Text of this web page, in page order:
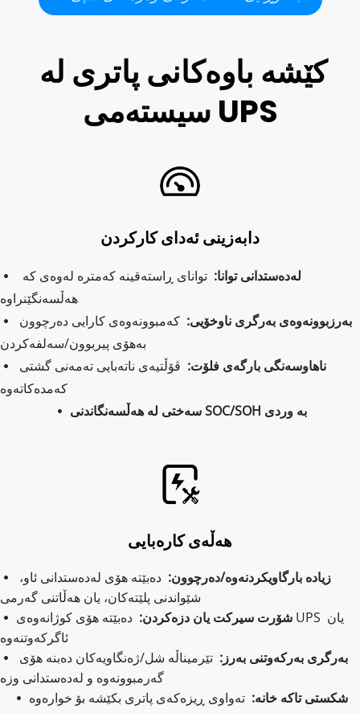
سیستەمی UPS
دابەزینی ئەدای کارکردن
 لەدەستدانی توانا:
هەڵسەنگێنراوە
 بەرزبوونەوەی بەرگری ناوخۆیی:
بەهۆی پیربوون/سەلفەکردن
 ناهاوسەنگی بارگەی فلۆت:
کەمدەکاتەوە
 سەختی لە هەڵسەنگاندنی SOC/SOH بە وردی
هەڵەی کارەبایی
 زیادە بارگاویکردنەوە/دەرچوون:
شێواندنی پلێتەکان، یان هەڵاتنی گەرمی
 شۆرت سیرکت یان دزەکردن: دەبێتە هۆی کوژانەوەی UPS یان
ئاگرکەوتنەوە
 بەرگری بەرکەوتنی بەرز:
گەرمبوونەوە و لەدەستدانی وزە
 شکستی تاکە خانە: تەواوی ڕیزەکەی پاتری بکێشە بۆ خوارەوە